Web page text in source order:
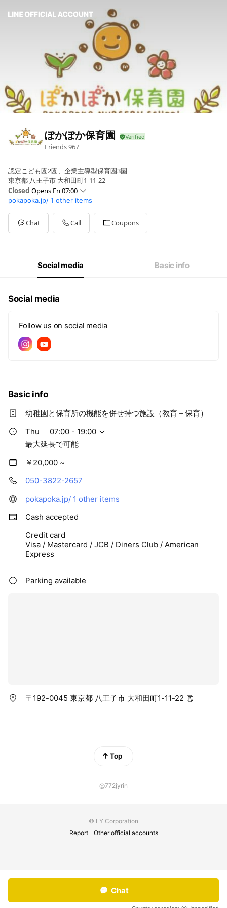
ぽかぽか保育園
Friends967
認定こども園2園、企業主導型保育園3園
東京都 八王子市 大和田町1-11-22
Closed Opens Fri 07:00
SunClosed
Mon07:00 - 19:00
Tue07:00 - 19:00
Wed07:00 - 19:00
07:00 - 19:00
最大延長で可能
pokapoka.jp/ 1 other items
Chat Call Coupons
Social media Basic info
Social media
Follow us on social media
Basic info
幼稚園と保育所の機能を併せ持つ施設（教育＋保育）
Thu
07:00 - 19:00
最大延長で可能
￥20,000 ~
050-3822-2657
pokapoka.jp/ 1 other items
Cash accepted
Credit card
Visa / Mastercard / JCB / Diners Club / American
Express
Parking available
〒192-0045 東京都 八王子市 大和田町1-11-22
Top
@772jyrin
© LY Corporation
Report
Other official accounts
Chat